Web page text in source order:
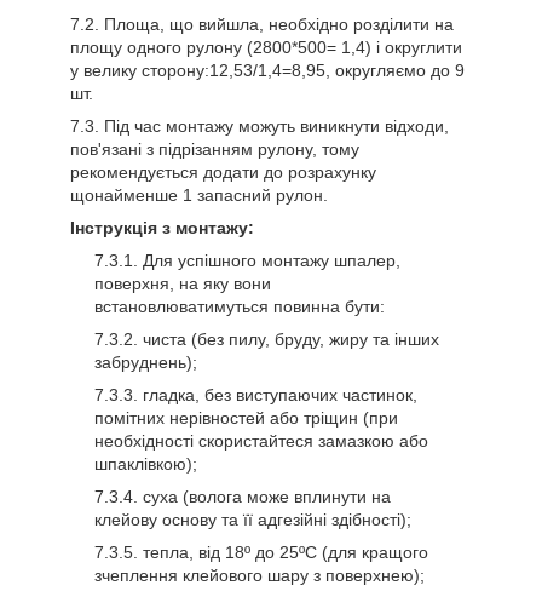
Площа, що вийшла, необхідно розділити на
площу одного рулону (2800*500= 1,4) і округлити
у велику сторону:12,53/1,4=8,95, округляємо до 9
шт.
Під час монтажу можуть виникнути відходи,
пов'язані з підрізанням рулону, тому
рекомендується додати до розрахунку
щонайменше 1 запасний рулон.
Інструкція з монтажу:
Для успішного монтажу шпалер,
поверхня, на яку вони
встановлюватимуться повинна бути:
чиста (без пилу, бруду, жиру та інших
забруднень);
гладка, без виступаючих частинок,
помітних нерівностей або тріщин (при
необхідності скористайтеся замазкою або
шпаклівкою);
суха (волога може вплинути на
клейову основу та її адгезійні здібності);
тепла, від 18º до 25ºС (для кращого
зчеплення клейового шару з поверхнею);